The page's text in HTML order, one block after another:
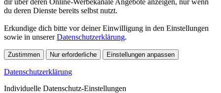
du deren Dienste bereits selbst nutzt.
Erkundige dich bitte vor deiner Einwilligung in den Einstellungen
sowie in unsererDatenschutzerklärung.
Zustimmen Nur erforderliche Einstellungen anpassen
Datenschutzerklärung
Individuelle Datenschutz-Einstellungen